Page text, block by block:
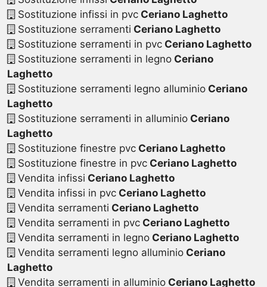
Sostituzione infissi in pvcCeriano Laghetto
Sostituzione serramenti Ceriano Laghetto
Sostituzione serramenti in pvcCeriano Laghetto
Sostituzione serramenti in legnoCeriano
Laghetto
Sostituzione serramenti legno alluminioCeriano
Laghetto
Sostituzione serramenti in alluminioCeriano
Laghetto
Sostituzione finestre pvcCeriano Laghetto
Sostituzione finestre in pvcCeriano Laghetto
Vendita infissi Ceriano Laghetto
Vendita infissi in pvcCeriano Laghetto
Vendita serramenti Ceriano Laghetto
Vendita serramenti in pvcCeriano Laghetto
Vendita serramenti in legnoCeriano Laghetto
Vendita serramenti legno alluminioCeriano
Laghetto
Vendita serramenti in alluminioCeriano Laghetto